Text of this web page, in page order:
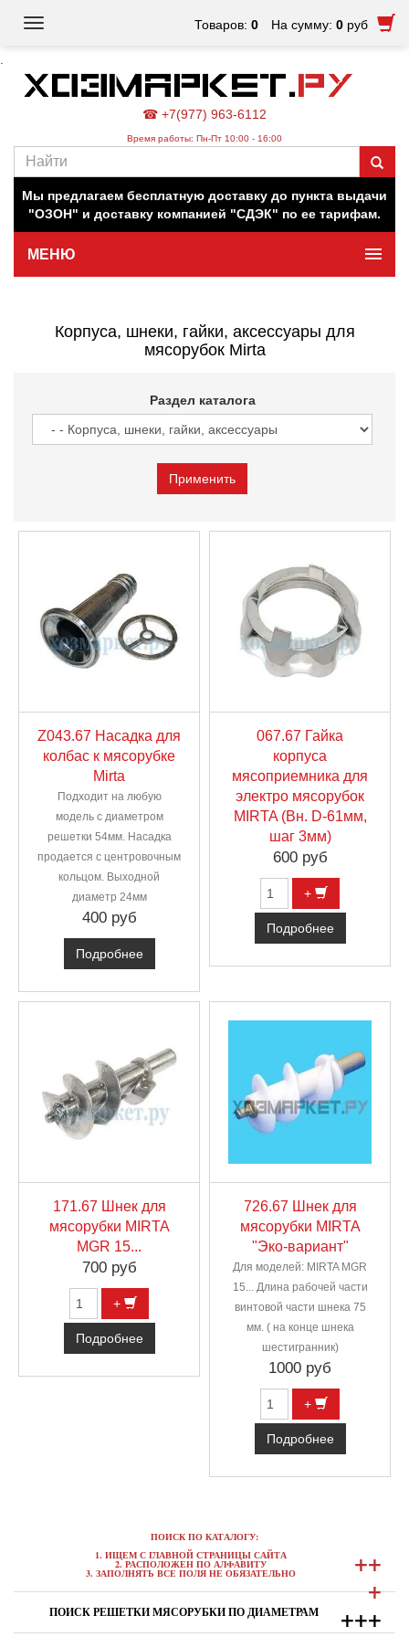
Товаров: 0 На сумму: 0 руб
Toggle
☎ +7(977) 963-6112
Время работы: Пн-Пт 10:00 - 16:00
Наш магазин работает для вас в обычном режиме. Все
Мы предлагаем бесплатную доставку до пункта выдачи
"ОЗОН" и доставку компанией "СДЭК" по ее тарифам.
МЕНЮ
Корпуса, шнеки, гайки, аксессуары для
мясорубок Mirta
Раздел каталога
Z043.67 Насадка для
колбас к мясорубке
Mirta
Подходит на любую
модель с диаметром
решетки 54мм. Насадка
продается с центровочным
кольцом. Выходной
диаметр 24мм
400 руб
Подробнее
067.67 Гайка
корпуса
мясоприемника для
электро мясорубок
MIRTA (Вн. D-61мм,
шаг 3мм)
600 руб
+
Подробнее
171.67 Шнек для
мясорубки MIRTA
MGR 15...
700 руб
+
Подробнее
726.67 Шнек для
мясорубки MIRTA
"Эко-вариант"
Для моделей: MIRTA MGR
15... Длина рабочей части
винтовой части шнека 75
мм. ( на конце шнека
шестигранник)
1000 руб
+
Подробнее
ПОИСК ПО КАТАЛОГУ:
1. ИЩЕМ С ГЛАВНОЙ СТРАНИЦЫ САЙТА
+
+
2. РАСПОЛОЖЕН ПО АЛФАВИТУ
3. ЗАПОЛНЯТЬ ВСЕ ПОЛЯ НЕ ОБЯЗАТЕЛЬНО +
ПОИСК РЕШЕТКИ МЯСОРУБКИ ПО ДИАМЕТРАМ +
+
+